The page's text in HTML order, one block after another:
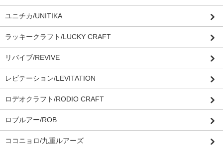
ユニチカ/UNITIKA
ラッキークラフト/LUCKY CRAFT
リバイブ/REVIVE
レビテーション/LEVITATION
ロデオクラフト/RODIO CRAFT
ロブルアー/ROB
ココニョロ/九重ルアーズ